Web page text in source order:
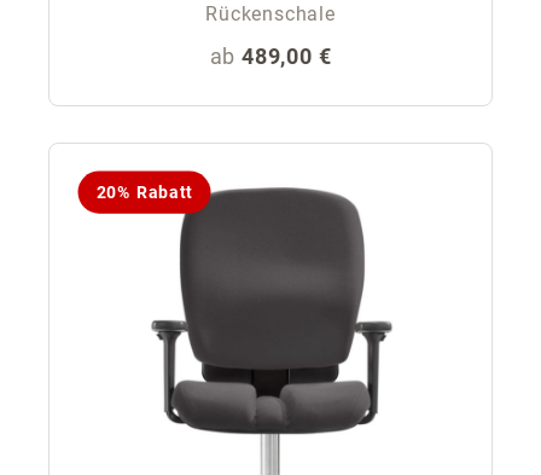
Rückenschale
Regulärer Preis:
ab 489,00 €
20% Rabatt